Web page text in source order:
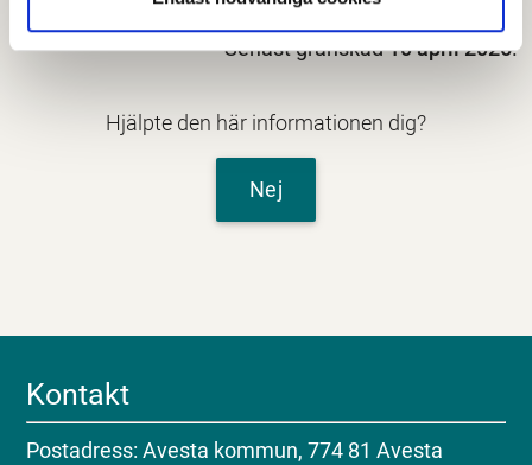
Senast granskad10 april 2026.
Hjälpte den här informationen dig?
Nej
Kontakt
Postadress: Avesta kommun, 774 81 Avesta